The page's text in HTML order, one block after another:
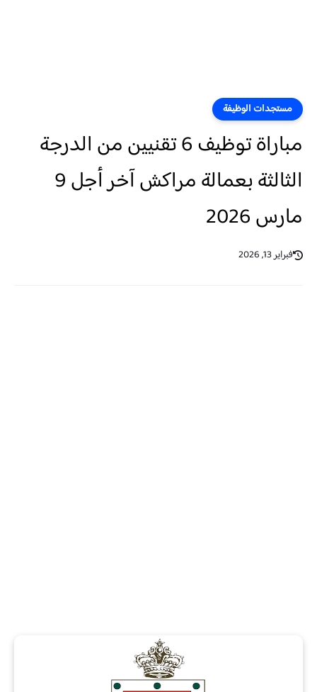
مستجدات الوظيفة
مباراة توظيف 6 تقنيين من الدرجة
الثالثة بعمالة مراكش آخر أجل 9
مارس 2026
فبراير 13, 2026